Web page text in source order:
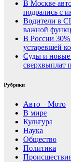
В Москве
подрались с
Водители в
важной
В России
устаревшей
Суды и новые
Рубрики
Авто – Мото
В мире
Культура
Наука
Общество
Политика